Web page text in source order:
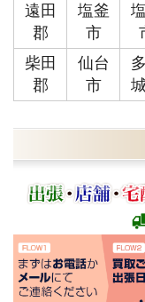
遠田
郡
塩釜
市
柴田
郡
仙台
市